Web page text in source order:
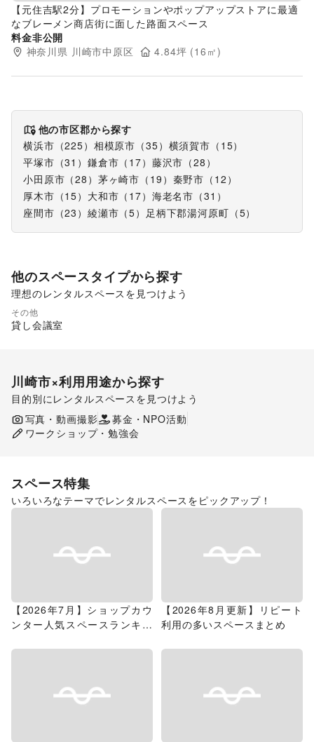
【元住吉駅2分】プロモーションやポップアップストアに最適
なブレーメン商店街に面した路面スペース
料金非公開
神奈川県 川崎市中原区 4.84坪 (16 ㎡)
他の市区郡から探す
横浜市 （225） 相模原市 （35） 横須賀市 （ 15）
平塚市 （31 ） 鎌倉市 （ 17） 藤沢市 （28 ）
小田原市 （28 ） 茅ヶ崎市 （ 19 ） 秦野市 （ 12 ）
厚木市 （15） 大和市 （ 17） 海老名市 （31 ）
座間市 （23 ） 綾瀬市 （5） 足柄下郡湯河原町 （5）
他のスペースタイプから探す
理想のレンタルスペースを見つけよう
ショッピングモール
スーパーマーケット
その他
貸し会議室
川崎市×利用用途から探す
目的別にレンタルスペースを見つけよう
ポップアップストア
食品販売
販促イベント 展示会・個展
写真・動画撮影
募金・NPO活動
ワークショップ・勉強会
スペース特集
いろいろなテーマでレンタルスペースをピックアップ！
【2026年7月】ショップカウ
ンター人気スペースランキン
【2026年8月更新】リピート
利用の多いスペースまとめ